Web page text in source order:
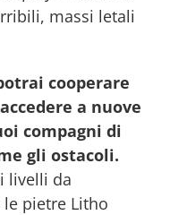
massi letali
cooperare
a nuove
compagni di
gli ostacoli.
livelli da
pietre Litho